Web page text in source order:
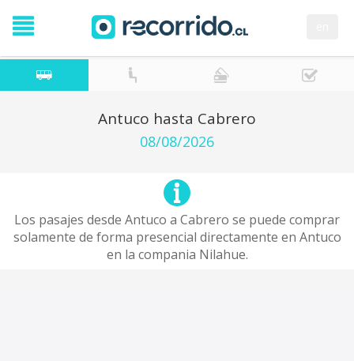
Antuco hasta Cabrero
08/08/2026
Los pasajes desde Antuco a Cabrero se puede comprar
solamente de forma presencial directamente en Antuco
en la compania Nilahue.